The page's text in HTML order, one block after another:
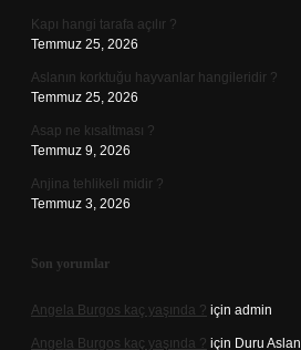
Kapı hangi tarafa açılır ?
Temmuz 25, 2026
Aslanın korktuğu hayvanlar hangileridir ?
Temmuz 25, 2026
Asap ne kısaltması ?
Temmuz 9, 2026
Anjina tehlikeli midir ?
Temmuz 3, 2026
Son yorumlar
Angela Burgos kaç yaşında ? için admin
Angela Burgos kaç yaşında ? için Duru Aslan